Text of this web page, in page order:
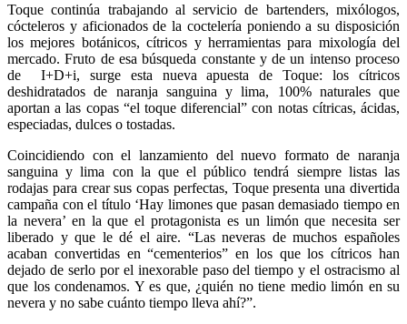
Toque continúa trabajando al servicio de bartenders, mixólogos,
cócteleros y aficionados de la coctelería poniendo a su disposición
los mejores botánicos, cítricos y herramientas para mixología del
mercado. Fruto de esa búsqueda constante y de un intenso proceso
de
I+D+i, surge esta nueva apuesta de Toque: los cítricos
deshidratados de naranja sanguina y lima, 100% naturales que
aportan a las copas “el toque diferencial” con notas cítricas, ácidas,
especiadas, dulces o tostadas.
Coincidiendo con el lanzamiento del nuevo formato de naranja
sanguina y lima con la que el público tendrá siempre listas las
rodajas para crear sus copas perfectas, Toque presenta una divertida
campaña con el título ‘Hay limones que pasan demasiado tiempo en
la nevera’ en la que el protagonista es un limón que necesita ser
liberado y que le dé el aire. “Las neveras de muchos españoles
acaban convertidas en “cementerios” en los que los cítricos han
dejado de serlo por el inexorable paso del tiempo y el ostracismo al
que los condenamos. Y es que, ¿quién no tiene medio limón en su
nevera y no sabe cuánto tiempo lleva ahí?”.